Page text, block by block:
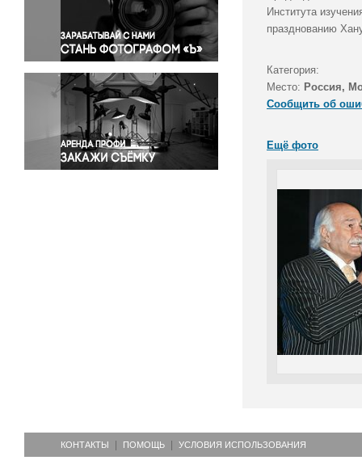
Правосудие
Происшествия и конфликты
Религия
Светская жизнь
Спорт
Экология
Экономика и бизнес
Института
празднованию
Категория:
Место: Россия,
Сообщить об
Ещё фото
КОНТАКТЫ ПОМОЩЬ УСЛОВИЯ ИСПОЛЬЗОВАНИЯ